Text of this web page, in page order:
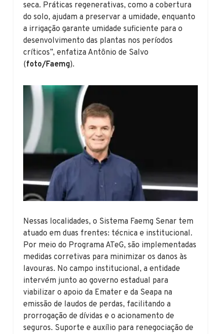
seca. Práticas regenerativas, como a cobertura
do solo, ajudam a preservar a umidade, enquanto
a irrigação garante umidade suficiente para o
desenvolvimento das plantas nos períodos
críticos”, enfatiza Antônio de Salvo
(foto/Faemg).
Nessas localidades, o Sistema Faemg Senar tem
atuado em duas frentes: técnica e institucional.
Por meio do Programa ATeG, são implementadas
medidas corretivas para minimizar os danos às
lavouras. No campo institucional, a entidade
intervém junto ao governo estadual para
viabilizar o apoio da Emater e da Seapa na
emissão de laudos de perdas, facilitando a
prorrogação de dívidas e o acionamento de
seguros. Suporte e auxílio para renegociação de